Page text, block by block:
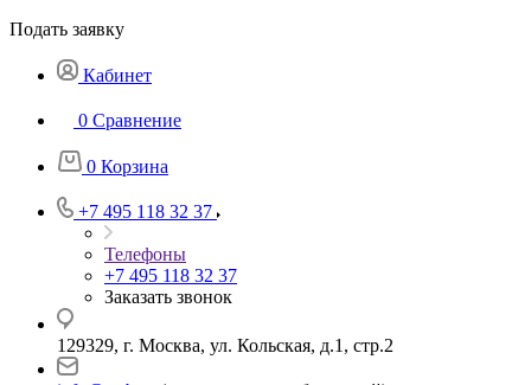
Подать заявку
Кабинет
0 Сравнение
0 Корзина
+7 495 118 32 37
Телефоны
+7 495 118 32 37
Заказать звонок
129329, г. Москва, ул. Кольская, д.1, стр.2